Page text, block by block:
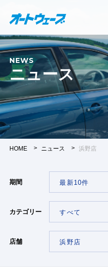
NEWS
ニュース
HOME ニュース 浜野店
期間
カテゴリー
店舗